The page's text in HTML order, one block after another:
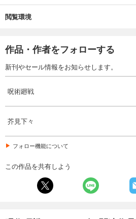
閲覧環境
作品・作者をフォローする
新刊やセール情報をお知らせします。
呪術廻戦
芥見下々
フォロー機能について
この作品を共有しよう